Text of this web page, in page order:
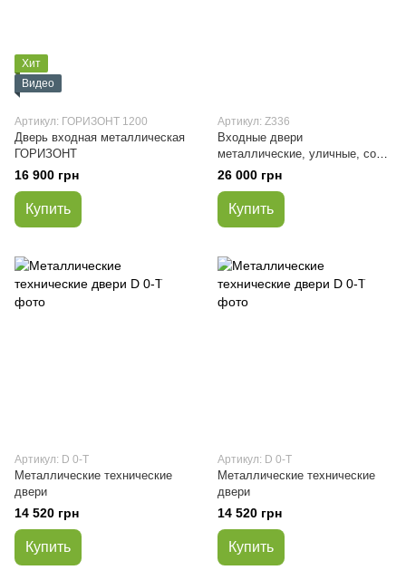
Хит
Видео
Артикул: ГОРИЗОНТ 1200
Дверь входная металлическая
ГОРИЗОНТ
16 900 грн
Купить
Артикул: Z336
Входные двери
металлические, уличные, со
стеклопакетом и ковкой
26 000 грн
Купить
Артикул: D 0-Т
Металлические технические
двери
14 520 грн
Купить
Артикул: D 0-Т
Металлические технические
двери
14 520 грн
Купить